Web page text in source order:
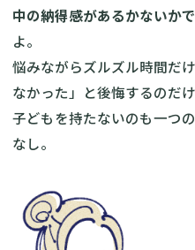
中の納得感があるかないか
よ。
悩みながらズルズル時間だ
なかった」と後悔するのだ
子どもを持たないのも一つ
なし。